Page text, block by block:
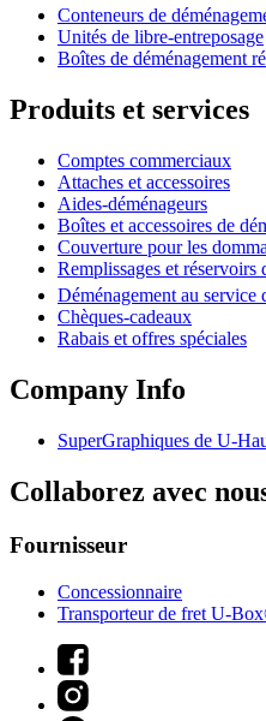
Conteneurs de
Unités de libre-entreposage
Boîtes de déménagement
Produits et services
Comptes commerciaux
Attaches et accessoires
Aides-déménageurs
Boîtes et accessoires de
Couverture pour les
Remplissages et réservoirs
Déménagement au service
Chèques-cadeaux
Rabais et offres spéciales
Company Info
SuperGraphiques de U-
Collaborez avec
Fournisseur
Concessionnaire
Transporteur de fret U-